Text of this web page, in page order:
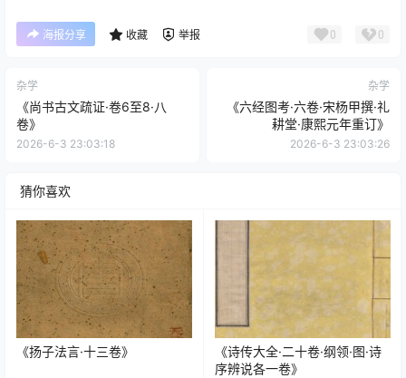
海报分享 收藏 举报 0 0
杂学
《尚书古文疏证·卷6至8·八
卷》
2026-6-3 23:03:18
杂学
《六经图考·六卷·宋杨甲撰·礼
耕堂·康熙元年重订》
2026-6-3 23:03:26
猜你喜欢
《扬子法言·十三卷》
《诗传大全·二十卷·纲领·图·诗
序辨说各一卷》